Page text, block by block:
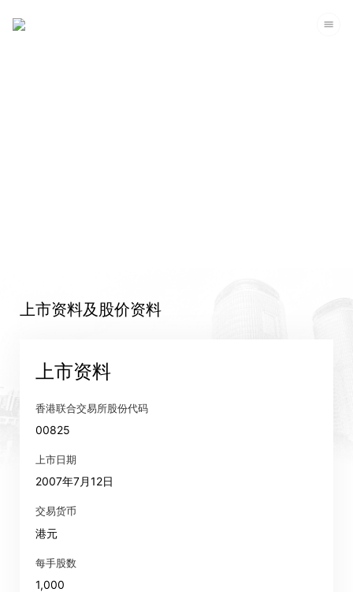
上市资料及股价资料
上市资料
香港联合交易所股份代码
00825
上市日期
2007年7月12日
交易货币
港元
每手股数
1,000